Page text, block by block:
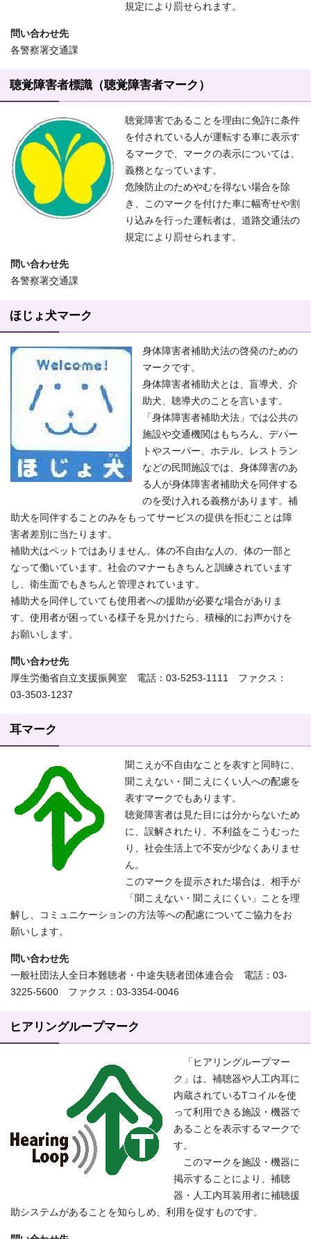
規定により罰せられます。
問い合わせ先
各警察署交通課
聴覚障害者標識（聴覚障害者マーク）
聴覚障害であることを理由に免許に条件
を付されている人が運転する車に表示す
るマークで、マークの表示については、
義務となっています。
危険防止のためやむを得ない場合を除
き、このマークを付けた車に幅寄せや割
り込みを行った運転者は、道路交通法の
規定により罰せられます。
問い合わせ先
各警察署交通課
ほじょ犬マーク
身体障害者補助犬法の啓発のための
マークです。
身体障害者補助犬とは、盲導犬、介
助犬、聴導犬のことを言います。
「身体障害者補助犬法」では公共の
施設や交通機関はもちろん、デパー
トやスーパー、ホテル、レストラン
などの民間施設では、身体障害のあ
る人が身体障害者補助犬を同伴する
のを受け入れる義務があります。補
助犬を同伴することのみをもってサービスの提供を拒むことは障
害者差別に当たります。
補助犬はペットではありません。体の不自由な人の、体の一部と
なって働いています。社会のマナーもきちんと訓練されています
し、衛生面でもきちんと管理されています。
補助犬を同伴していても使用者への援助が必要な場合がありま
す。使用者が困っている様子を見かけたら、積極的にお声かけを
お願いします。
問い合わせ先
厚生労働省自立支援振興室 電話：03-5253-1111 ファクス：
03-3503-1237
耳マーク
聞こえが不自由なことを表すと同時に、
聞こえない・聞こえにくい人への配慮を
表すマークでもあります。
聴覚障害者は見た目には分からないため
に、誤解されたり、不利益をこうむった
り、社会生活上で不安が少なくありませ
ん。
このマークを提示された場合は、相手が
「聞こえない・聞こえにくい」ことを理
解し、コミュニケーションの方法等への配慮についてご協力をお
願いします。
問い合わせ先
一般社団法人全日本難聴者・中途失聴者団体連合会 電話：03-
3225-5600 ファクス：03-3354-0046
ヒアリングループマーク
「ヒアリングループマー
ク」は、補聴器や人工内耳に
内蔵されているTコイルを使
って利用できる施設・機器で
あることを表示するマークで
す。
このマークを施設・機器に
掲示することにより、補聴
器・人工内耳装用者に補聴援
助システムがあることを知らしめ、利用を促すものです。